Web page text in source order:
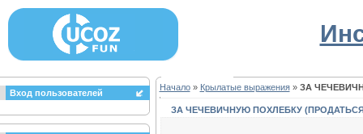
Вход пользователей
Начало» Крылатые выражения» ЗА
ЗА ЧЕЧЕВИЧНУЮ ПОХЛЕБКУ